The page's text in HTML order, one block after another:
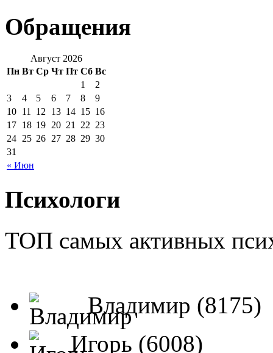
Обращения
Август 2026
Пн Вт Ср Чт Пт Сб Вс
« Июн
1
2
3
4 5 6 7 8
9
10 11 12 13 14 15 16
17 18 19 20 21 22 23
24 25 26 27 28 29 30
31
Психологи
ТОП самых активных
Владимир (8175)
Игорь (6008)